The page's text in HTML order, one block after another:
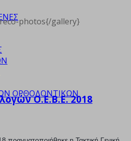
ΟΡΘΟΔΟΝΤΙΚΩΝ
photos{/gallery}
Ο.Ε.Β.Ε. 2018